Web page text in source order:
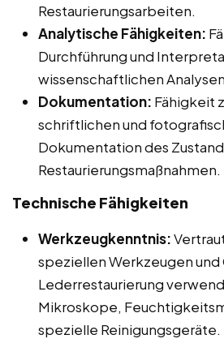
Restaurierungsarbeiten.
Analytische Fähigkeiten:
Durchführung und
wissenschaftlichen
Dokumentation: Fähigkeit
schriftlichen und
Dokumentation des
Restaurierungsmaßnahmen.
Technische Fähigkeiten
Werkzeugkenntnis:
speziellen Werkzeugen
Lederrestaurierung
Mikroskope,
spezielle Reinigungsgeräte.